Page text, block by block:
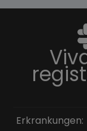
Erkrankungen: